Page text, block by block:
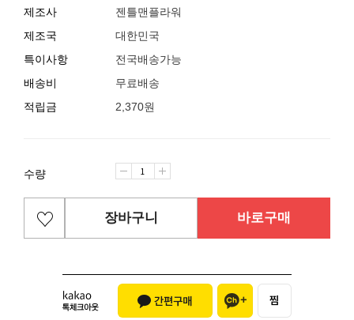
제조사
젠틀맨플라워
제조국
대한민국
특이사항
전국배송가능
배송비
무료배송
적립금
2,370원
수량
장바구니 바로구매